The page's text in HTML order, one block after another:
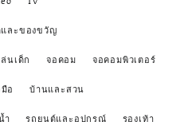
ละของขวัญ
นเด็ก จอคอม จอคอมพิวเตอร์
อ บ้านและสวน
ำ รถยนต์และอุปกรณ์ รองเท้า